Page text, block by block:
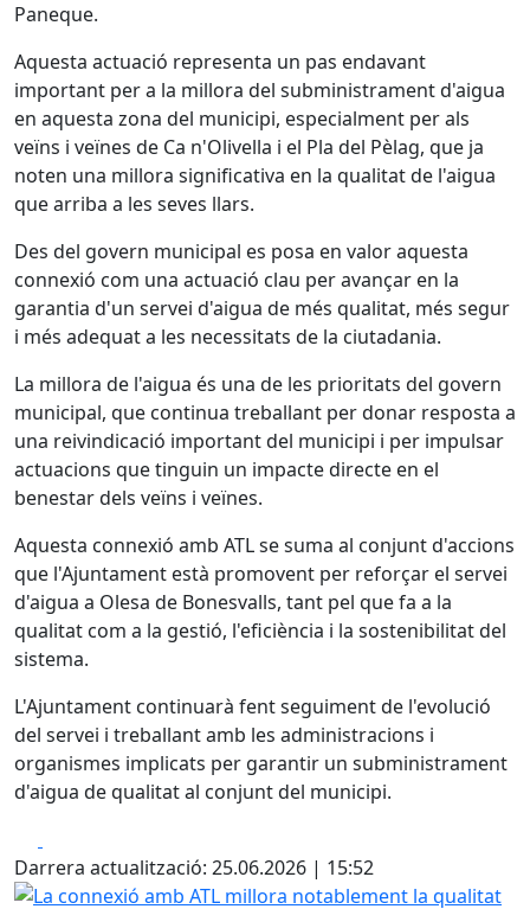
Paneque.
Aquesta actuació representa un pas endavant
important per a la millora del subministrament d'aigua
en aquesta zona del municipi, especialment per als
veïns i veïnes de Ca n'Olivella i el Pla del Pèlag, que ja
noten una millora significativa en la qualitat de l'aigua
que arriba a les seves llars.
Des del govern municipal es posa en valor aquesta
connexió com una actuació clau per avançar en la
garantia d'un servei d'aigua de més qualitat, més segur
i més adequat a les necessitats de la ciutadania.
La millora de l'aigua és una de les prioritats del govern
municipal, que continua treballant per donar resposta a
una reivindicació important del municipi i per impulsar
actuacions que tinguin un impacte directe en el
benestar dels veïns i veïnes.
Aquesta connexió amb ATL se suma al conjunt d'accions
que l'Ajuntament està promovent per reforçar el servei
d'aigua a Olesa de Bonesvalls, tant pel que fa a la
qualitat com a la gestió, l'eficiència i la sostenibilitat del
sistema.
L'Ajuntament continuarà fent seguiment de l'evolució
del servei i treballant amb les administracions i
organismes implicats per garantir un subministrament
d'aigua de qualitat al conjunt del municipi.
Darrera actualització: 25.06.2026 | 15:52
La connexió amb ATL millora notablement la qualitat de